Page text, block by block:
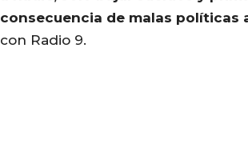
consecuencia de malas políticas
con Radio 9.